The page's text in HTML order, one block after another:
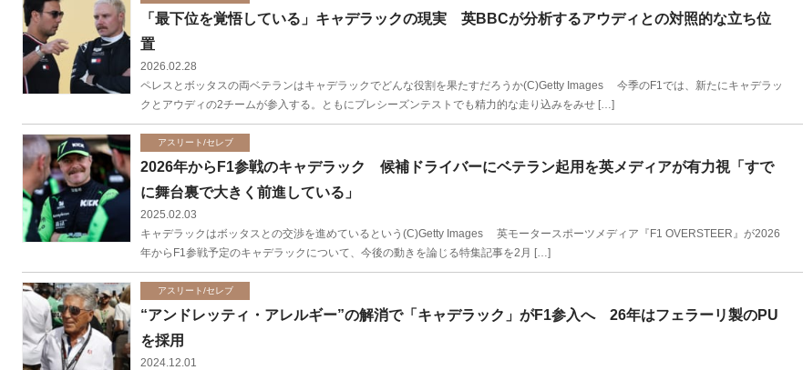
「最下位を覚悟している」キャデラックの現実 英BBCが分析するアウディとの対照的な立ち位
置
2026.02.28
ペレスとボッタスの両ベテランはキャデラックでどんな役割を果たすだろうか(C)Getty Images 今季のF1では、新たにキャデラッ
クとアウディの2チームが参入する。ともにプレシーズンテストでも精力的な走り込みをみせ […]
アスリート/セレブ
2026年からF1参戦のキャデラック 候補ドライバーにベテラン起用を英メディアが有力視「すで
に舞台裏で大きく前進している」
2025.02.03
キャデラックはボッタスとの交渉を進めているという(C)Getty Images 英モータースポーツメディア『F1 OVERSTEER』が2026
年からF1参戦予定のキャデラックについて、今後の動きを論じる特集記事を2月 […]
アスリート/セレブ
“アンドレッティ・アレルギー”の解消で「キャデラック」がF1参入へ 26年はフェラーリ製のPU
を採用
2024.12.01